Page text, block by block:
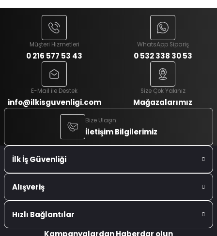
Müşteri Hizmetleri
0 216 577 53 43
WhatsApp Sipariş
0 532 338 30 53
E-Mail ile Destek
info@ilkisguvenligi.com
Size Çok Yakınız
Mağazalarımız
Bize Ulaşın
İletişim Bilgilerimiz
İlk İş Güvenliği
Alışveriş
Hızlı Bağlantılar
Kampanyalardan Haberdar olun